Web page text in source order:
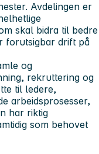
Avdelingen er
skal bidra til bedre
forutsigbar drift på
og
rekruttering og
til ledere,
arbeidsprosesser,
har riktig
som behovet